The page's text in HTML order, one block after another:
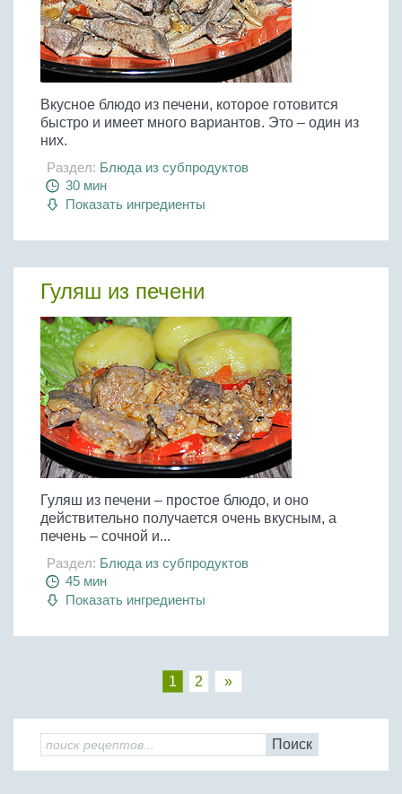
Вкусное блюдо из печени, которое готовится
быстро и имеет много вариантов. Это – один из
них.
Раздел: Блюда из субпродуктов
30 мин
Показать ингредиенты
Гуляш из печени
Гуляш из печени – простое блюдо, и оно
действительно получается очень вкусным, а
печень – сочной и...
Раздел: Блюда из субпродуктов
45 мин
Показать ингредиенты
1 2 »
Поиск